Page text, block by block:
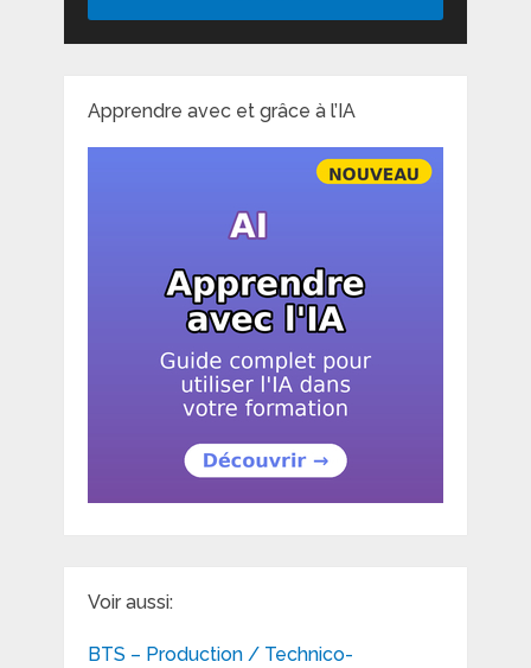
Apprendre avec et grâce à l’IA
Voir aussi:
BTS – Production / Technico-